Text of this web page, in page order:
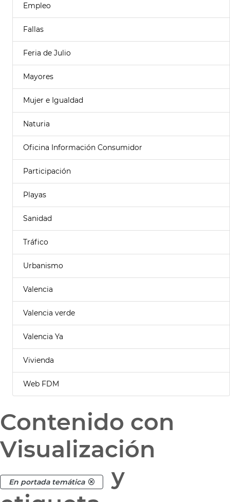
Empleo
Fallas
Feria de Julio
Mayores
Mujer e Igualdad
Naturia
Oficina Información Consumidor
Participación
Playas
Sanidad
Tráfico
Urbanismo
Valencia
Valencia verde
Valencia Ya
Vivienda
Web FDM
Contenido con
Visualización
En portada temática
y